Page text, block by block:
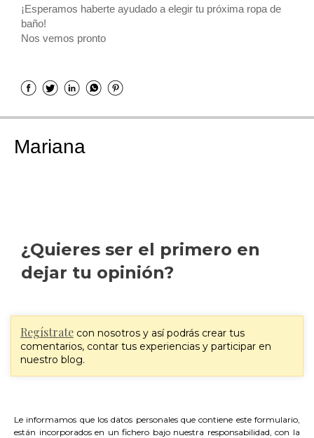
¡Esperamos haberte ayudado a elegir tu próxima ropa de
baño!
Nos vemos pronto
Mariana
¿Quieres ser el primero en
dejar tu opinión?
Regístrate con nosotros y así podrás crear tus
comentarios, contar tus experiencias y participar en
nuestro blog.
Le informamos que los datos personales que contiene este formulario,
están incorporados en un fichero bajo nuestra responsabilidad, con la